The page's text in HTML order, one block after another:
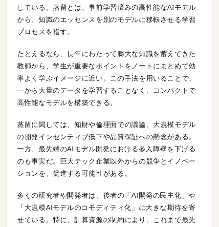
している。蒸留とは、事前学習済みの高性能なAIモデル
から、知識のエッセンスを別のモデルに移転させる学習
プロセスを指す。
たとえるなら、長年にわたって膨大な知識を蓄えてきた
教師から、学生が重要なポイントをノートにまとめて効
率よく学ぶイメージに近い。この手法を用いることで、
一から大量のデータを学習することなく、コンパクトで
高性能なモデルを構築できる。
蒸留に関しては、知財や倫理面での議論、大規模モデル
の開発インセンティブ低下や品質保証への懸念がある。
一方、最先端のAIモデル開発における参入障壁を下げる
のも事実だ。巨大テック企業以外からの競争とイノベー
ションを、促進する可能性がある。
多くの研究者や開発者は、後者の「AI開発の民主化」や
「大規模AIモデルのコモディティ化」に大きな期待を寄
せている。特に、計算資源の制約により、これまで最先